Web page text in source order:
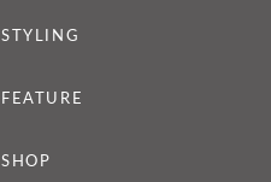
STYLING
FEATURE
SHOP